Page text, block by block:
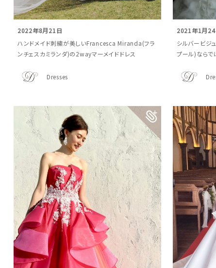
2022年8月21日
ハンドメイド刺繍が美しいFrancesca Miranda(フラ
ンチェスカミランダ)の2wayマーメイドドレス
Dresses
2021年1月24
シルバービジ
プール)ならで